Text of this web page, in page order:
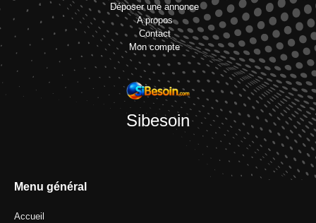
Déposer une annonce
A propos
Contact
Mon compte
Sibesoin
Menu général
Accueil